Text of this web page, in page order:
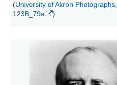
(University of Akron Photographs,
123B_79a
)